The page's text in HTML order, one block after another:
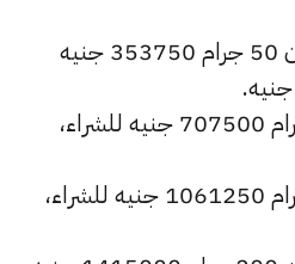
أسعار الذهب عيار 21 وزن 50 جرام 353750 جنيه
سعر عيار 21 وزن 100 جرام 707500 جنيه للشراء،
سعر عيار 21 وزن 150 جرام 1061250 جنيه للشراء،